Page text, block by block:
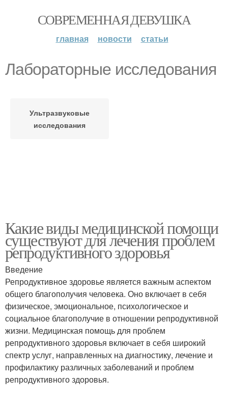
СОВРЕМЕННАЯ ДЕВУШКА
главная новости статьи
Лабораторные исследования
Ультразвуковые
исследования
Какие виды медицинской помощи
существуют для лечения проблем
репродуктивного здоровья
Введение
Репродуктивное здоровье является важным аспектом
общего благополучия человека. Оно включает в себя
физическое, эмоциональное, психологическое и
социальное благополучие в отношении репродуктивной
жизни. Медицинская помощь для проблем
репродуктивного здоровья включает в себя широкий
спектр услуг, направленных на диагностику, лечение и
профилактику различных заболеваний и проблем
репродуктивного здоровья.